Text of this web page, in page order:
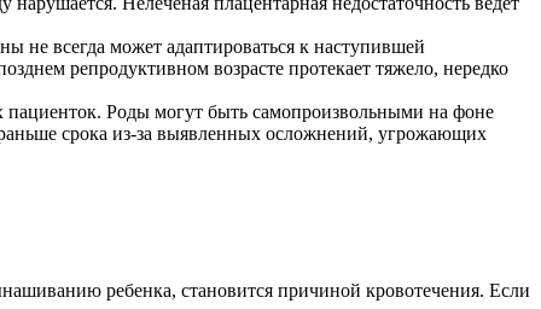
не всегда может адаптироваться к наступившей
репродуктивном возрасте протекает тяжело, нередко
пациенток. Роды могут быть самопроизвольными на фоне
срока из-за выявленных осложнений, угрожающих
ребенка, становится причиной кровотечения. Если